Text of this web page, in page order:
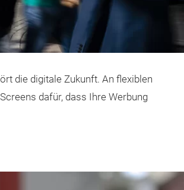
die digitale ­Zukunft. An flexiblen
dafür, dass Ihre Werbung